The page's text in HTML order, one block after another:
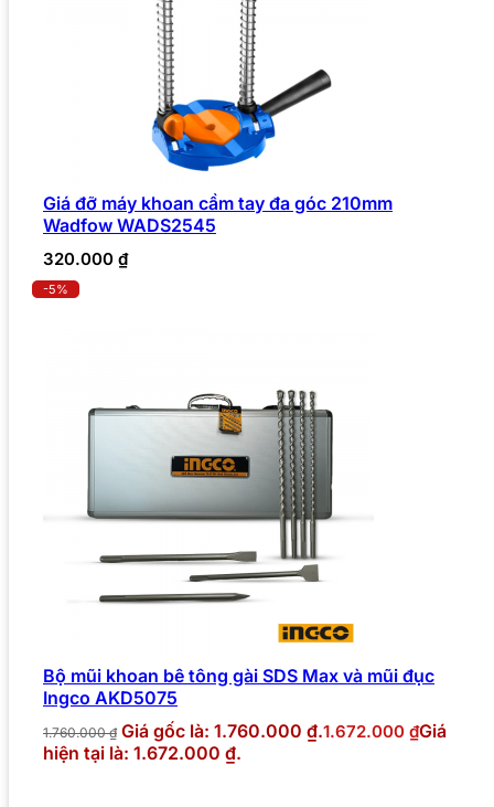
Giá đỡ máy khoan cầm tay đa góc 210mm
Wadfow WADS2545
320.000 ₫
-5%
Bộ mũi khoan bê tông gài SDS Max và mũi đục
Ingco AKD5075
1.760.000₫ Giá gốc là: 1.760.000 ₫.1.672.000 ₫Giá
hiện tại là: 1.672.000 ₫.